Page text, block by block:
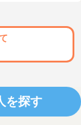
を探す